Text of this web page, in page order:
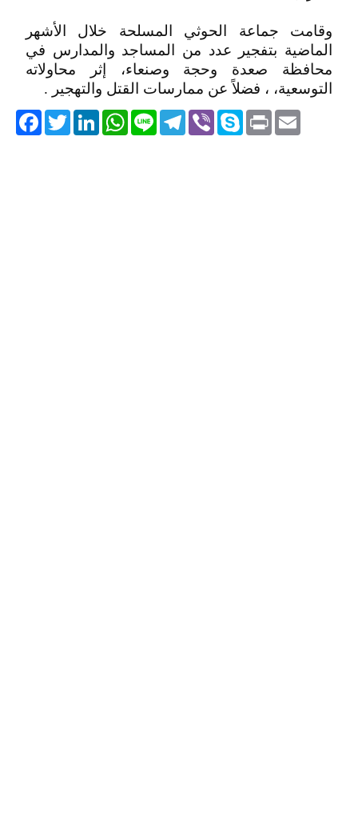
وقامت جماعة الحوثي المسلحة خلال الأشهر
الماضية بتفجير عدد من المساجد والمدارس في
محافظة صعدة وحجة وصنعاء، إثر محاولاته
التوسعية، ، فضلاً عن ممارسات القتل والتهجير .
TwitterLinkedIn
WhatsApp Line
Telegram ViberSkype PrintEmail